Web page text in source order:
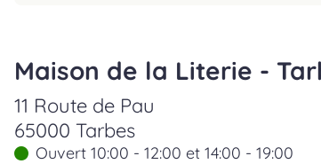
Maison de la Literie -
11 Route de Pau
65000 Tarbes
Ouvert 10:00 - 12:00 et 14:00 - 19:00